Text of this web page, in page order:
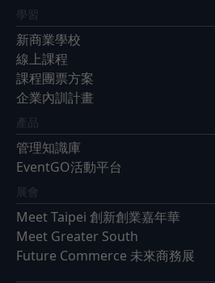
學習
新商業學校
線上課程
課程團票方案
企業內訓計畫
產品
管理知識庫
EventGO活動平台
展會
Meet Taipei 創新創業嘉年華
Meet Greater South
Future Commerce 未來商務展